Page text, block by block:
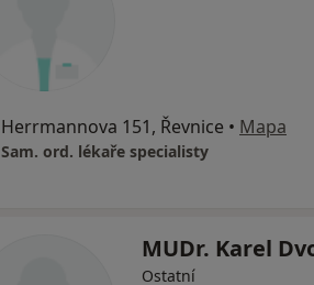
Herrmannova 151, Řevnice • Mapa
Sam. ord. lékaře specialisty
MUDr. Karel
Ostatní